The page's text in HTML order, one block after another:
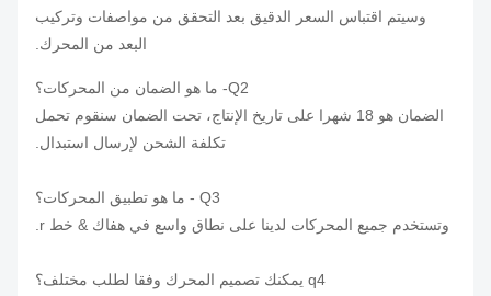
وسيتم اقتباس السعر الدقيق بعد التحقق من مواصفات وتركيب
البعد من المحرك.
الضمان هو 18 شهرا على تاريخ الإنتاج، تحت الضمان سنقوم تحمل
تكلفة الشحن لإرسال استبدال.
وتستخدم جميع المحركات لدينا على نطاق واسع في هفاك & خط r.